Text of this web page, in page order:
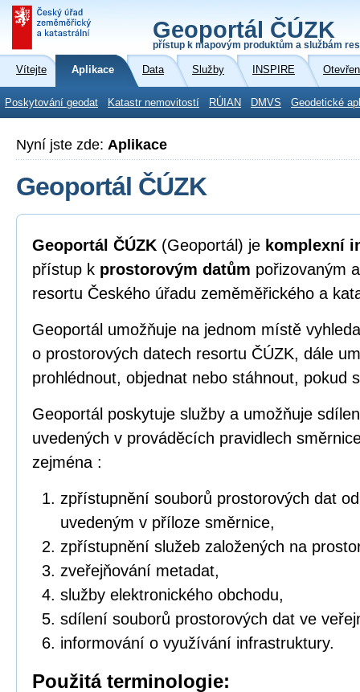
Geoportál ČÚZK
přístup k mapovým produktům a službám
Vítejte Aplikace Data Služby INSPIRE
Poskytování geodat Katastr nemovitostí RÚIAN DMVS Geodetické
Nyní jste zde: Aplikace
Geoportál ČÚZK
Geoportál ČÚZK (Geoportál) je komplexní
přístup k prostorovým datům pořizovaným
resortu Českého úřadu zeměměřického a
Geoportál umožňuje na jednom místě
o prostorových datech resortu ČÚZK, dále
prohlédnout, objednat nebo stáhnout, pokud
Geoportál poskytuje služby a umožňuje
uvedených v prováděcích pravidlech
zejména :
zpřístupnění souborů prostorových dat
uvedeným v příloze směrnice,
zpřístupnění služeb založených na
zveřejňování metadat,
služby elektronického obchodu,
sdílení souborů prostorových dat ve
informování o využívání infrastruktury.
Použitá terminologie: